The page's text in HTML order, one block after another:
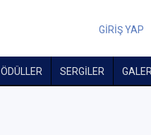
GİRİŞ YAP
ÖDÜLLER SERGİLER